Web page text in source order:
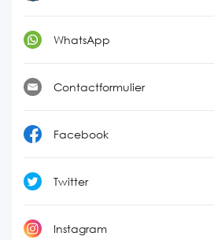
WhatsApp
Contactformulier
Facebook
Twitter
Instagram